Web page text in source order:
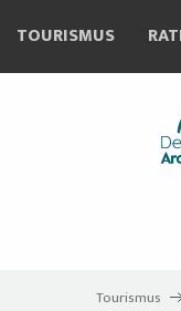
contenu
TOURISMUS
Tourismus